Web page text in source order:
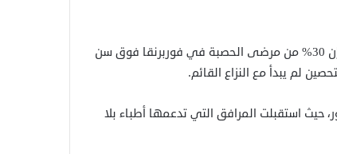
وقالت نائبة رئيس بعثة أطباء بلا حدود في غرب دارفور، سو بوكنيل، إن 30% من مرضى الحصبة في فوربرنقا فوق سن
استقبلت المرافق التي تدعمها أطباء بلا